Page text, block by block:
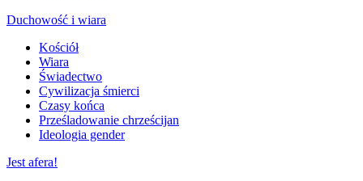
Duchowość i wiara
Kościół
Wiara
Świadectwo
Cywilizacja śmierci
Czasy końca
Prześladowanie chrześcijan
Ideologia gender
Jest afera!